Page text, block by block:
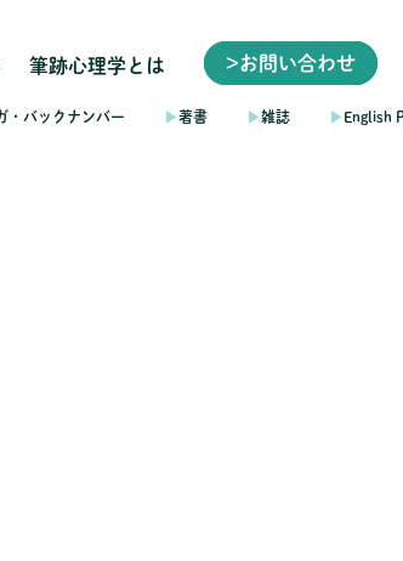
筆跡心理学とは >お問い合わせ
・バックナンバー ▶︎著書 ▶︎雑誌 ▶︎ English